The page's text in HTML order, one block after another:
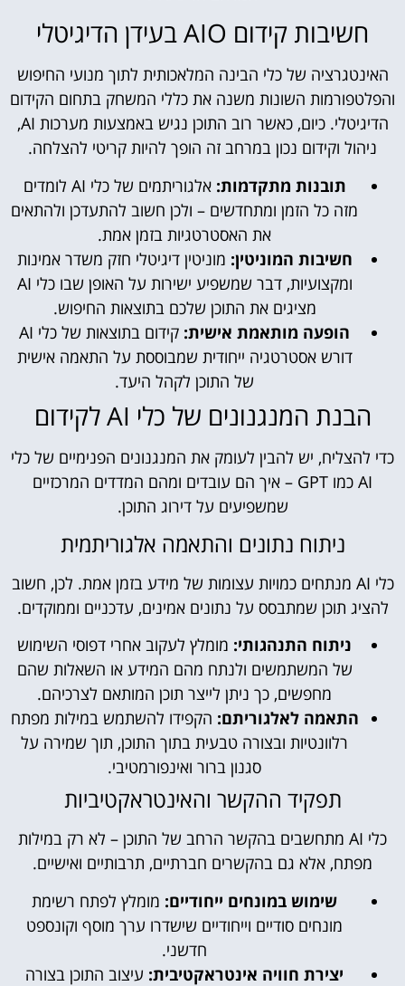
חשיבות קידום AIO בעידן הדיגיטלי
האינטגרציה של כלי הבינה המלאכותית לתוך מנועי החיפוש
והפלטפורמות השונות משנה את כללי המשחק בתחום הקידום
הדיגיטלי. כיום, כאשר רוב התוכן נגיש באמצעות מערכות AI,
ניהול וקידום נכון במרחב זה הופך להיות קריטי להצלחה.
תובנות מתקדמות:
אלגוריתמים של כלי AI לומדים
מזה כל הזמן ומתחדשים – ולכן חשוב להתעדכן ולהתאים
את האסטרטגיות בזמן אמת.
חשיבות המוניטין: מוניטין דיגיטלי חזק משדר אמינות
ומקצועיות, דבר שמשפיע ישירות על האופן שבו כלי AI
מציגים את התוכן שלכם בתוצאות החיפוש.
הופעה מותאמת אישית:
קידום בתוצאות של כלי AI
דורש אסטרטגיה ייחודית שמבוססת על התאמה אישית
של התוכן לקהל היעד.
הבנת המנגנונים של כלי AI לקידום
כדי להצליח, יש להבין לעומק את המנגנונים הפנימיים של כלי
AI כמו GPT – איך הם עובדים ומהם המדדים המרכזיים
שמשפיעים על דירוג התוכן.
ניתוח נתונים והתאמה אלגוריתמית
כלי AI מנתחים כמויות עצומות של מידע בזמן אמת. לכן, חשוב
להציג תוכן שמתבסס על נתונים אמינים, עדכניים וממוקדים.
ניתוח התנהגותי: מומלץ לעקוב אחרי דפוסי השימוש
של המשתמשים ולנתח מהם המידע או השאלות שהם
מחפשים, כך ניתן לייצר תוכן המותאם לצרכיהם.
התאמה לאלגוריתם: הקפידו להשתמש במילות מפתח
רלוונטיות ובצורה טבעית בתוך התוכן, תוך שמירה על
סגנון ברור ואינפורמטיבי.
תפקיד ההקשר והאינטראקטיביות
כלי AI מתחשבים בהקשר הרחב של התוכן – לא רק במילות
מפתח, אלא גם בהקשרים חברתיים, תרבותיים ואישיים.
שימוש במונחים ייחודיים: מומלץ לפתח רשימת
מונחים סודיים וייחודיים שישדרו ערך מוסף וקונספט
חדשני.
יצירת חוויה אינטראקטיבית: עיצוב התוכן בצורה